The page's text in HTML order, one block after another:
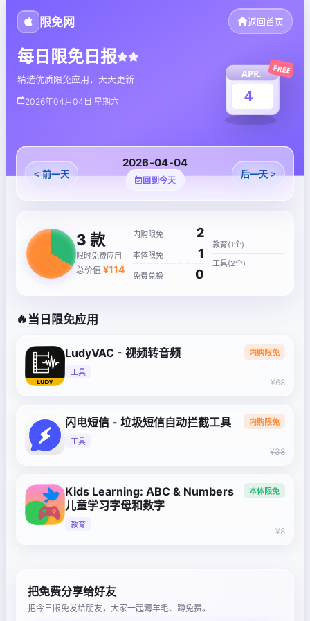
限免网 返回首页
每日限免日报
精选优质限免应用，天天更新
2026年04月04日 星期六
APR.
4
FREE
< 前一天
2026-04-04
回到今天
后一天 >
3 款
限时免费应用
总价值 ¥114
内购限免 2
本体限免 1
免费兑换 0
教育(1个)
工具(2个)
🔥 当日限免应用
LudyVAC - 视频转音频
工具
内购限免
¥68
闪电短信 - 垃圾短信自动拦截工具
工具
内购限免
¥38
Kids Learning: ABC & Numbers
儿童学习字母和数字
教育
本体限免
¥8
把免费分享给好友
把今日限免发给朋友，大家一起薅羊毛、蹲免费。